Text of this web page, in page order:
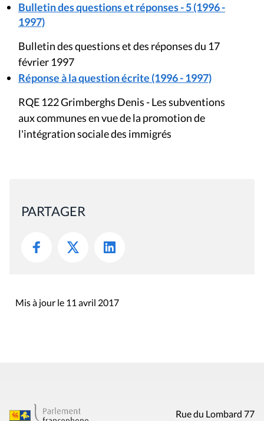
Bulletin des questions et réponses - 5 (1996 -
1997)
Bulletin des questions et des réponses du 17
février 1997
Réponse à la question écrite (1996 - 1997)
RQE 122 Grimberghs Denis - Les subventions
aux communes en vue de la promotion de
l'intégration sociale des immigrés
PARTAGER
Mis à jour le 11 avril 2017
Rue du Lombard 77